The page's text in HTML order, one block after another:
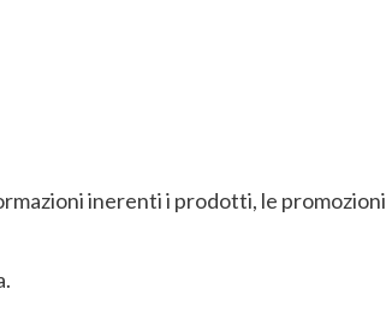
inerenti i prodotti, le promozioni